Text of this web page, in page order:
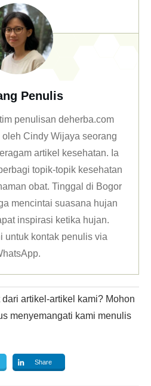
Penulis
penulisan deherba.com
Cindy Wijaya seorang
artikel kesehatan. Ia
topik-topik kesehatan
obat. Tinggal di Bogor
mencintai suasana hujan
inspirasi ketika hujan.
untuk kontak penulis via
.
artikel-artikel kami? Mohon
menyemangati kami menulis
Share